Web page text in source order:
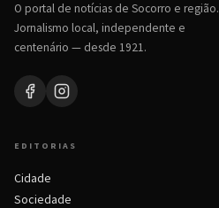
O portal de notícias de Socorro e região.
Jornalismo local, independente e
centenário — desde 1921.
EDITORIAS
Cidade
Sociedade